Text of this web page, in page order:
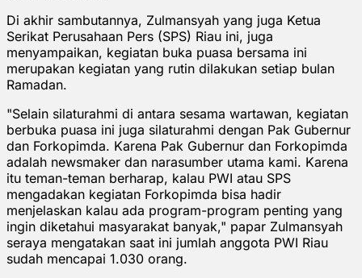
Di akhir sambutannya, Zulmansyah yang juga Ketua
Serikat Perusahaan Pers (SPS) Riau ini, juga
menyampaikan, kegiatan buka puasa bersama ini
merupakan kegiatan yang rutin dilakukan setiap bulan
Ramadan.
"Selain silaturahmi di antara sesama wartawan, kegiatan
berbuka puasa ini juga silaturahmi dengan Pak Gubernur
dan Forkopimda. Karena Pak Gubernur dan Forkopimda
adalah newsmaker dan narasumber utama kami. Karena
itu teman-teman berharap, kalau PWI atau SPS
mengadakan kegiatan Forkopimda bisa hadir
menjelaskan kalau ada program-program penting yang
ingin diketahui masyarakat banyak," papar Zulmansyah
seraya mengatakan saat ini jumlah anggota PWI Riau
sudah mencapai 1.030 orang.